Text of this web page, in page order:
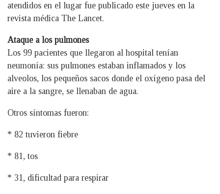
atendidos en el lugar fue publicado este jueves en la
revista médica The Lancet.
Ataque a los pulmones
Los 99 pacientes que llegaron al hospital tenían
neumonía: sus pulmones estaban inflamados y los
alveolos, los pequeños sacos donde el oxígeno pasa del
aire a la sangre, se llenaban de agua.
Otros síntomas fueron:
* 82 tuvieron fiebre
* 81, tos
* 31, dificultad para respirar